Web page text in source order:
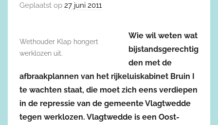
Geplaatst op 27 juni 2011
Wethouder Klap hongert
werklozen uit.
Wie wil weten wat
bijstandsgerechtig
den met de
afbraakplannen van het rijkeluiskabinet Bruin I
te wachten staat, die moet zich eens verdiepen
in de repressie van de gemeente Vlagtwedde
tegen werklozen. Vlagtwedde is een Oost-